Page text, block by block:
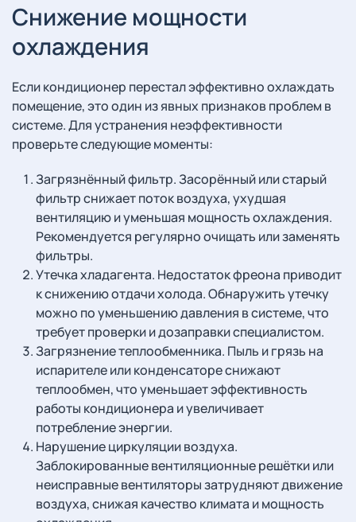
Снижение мощности
охлаждения
Если кондиционер перестал эффективно охлаждать
помещение, это один из явных признаков проблем в
системе. Для устранения неэффективности
проверьте следующие моменты:
Загрязнённый фильтр. Засорённый или старый
фильтр снижает поток воздуха, ухудшая
вентиляцию и уменьшая мощность охлаждения.
Рекомендуется регулярно очищать или заменять
фильтры.
Утечка хладагента. Недостаток фреона приводит
к снижению отдачи холода. Обнаружить утечку
можно по уменьшению давления в системе, что
требует проверки и дозаправки специалистом.
Загрязнение теплообменника. Пыль и грязь на
испарителе или конденсаторе снижают
теплообмен, что уменьшает эффективность
работы кондиционера и увеличивает
потребление энергии.
Нарушение циркуляции воздуха.
Заблокированные вентиляционные решётки или
неисправные вентиляторы затрудняют движение
воздуха, снижая качество климата и мощность